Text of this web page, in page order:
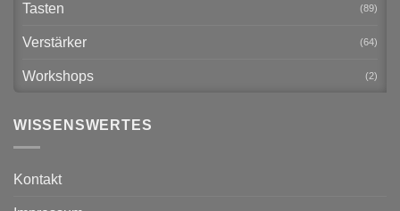
Tasten (89)
Verstärker (64)
Workshops (2)
WISSENSWERTES
Kontakt